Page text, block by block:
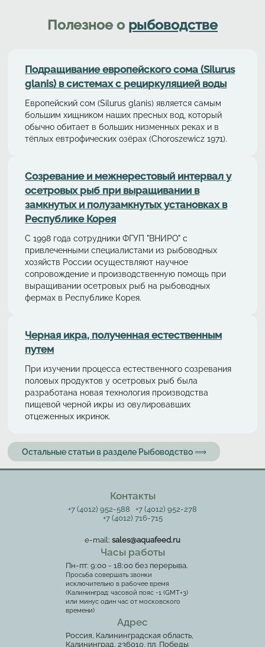
Полезное о рыбоводстве
Подращивание европейского сома (Silurus
glanis) в системах с рециркуляциeй воды
Европейский сом (Silurus glanis) является самым
большим хищником наших пресных вод, который
обычно обитает в больших низменных реках и в
тёплых евтрофических озёрах (Choroszewicz 1971).
Cозревание и межнерестовый интервал у
осетровых рыб при выращивании в
замкнутых и полузамкнутых установках в
Республике Корея
С 1998 года сотрудники ФГУП "ВНИРО" с
привлеченными специалистами из рыбоводных
хозяйств России осуществляют научное
сопровождение и производственную помощь при
выращивании осетровых рыб на рыбоводных
фермах в Республике Корея.
Черная икра, полученная естественным
путем
При изучении процесса естественного созревания
половых продуктов у осетровых рыб была
разработана новая технология производства
пищевой черной икры из овулировавших
отцеженных икринок.
Остальные статьи в разделе Рыбоводство ⟹
Контакты
+7 (4012) 952-588
+7 (4012) 952-278
+7 (4012) 716-715
e-mail: sales@aquafeed.ru
Часы работы
Пн-пт: 9:00 - 18:00 без перерыва.
Просьба совершать звонки
исключительно в рабочее время
(Калининград: часовой пояс -1 (GMT+3)
или минус один час от московского
времени)
Адрес
Россия, Калининградская область,
Калининград, 236010, пл. Победы